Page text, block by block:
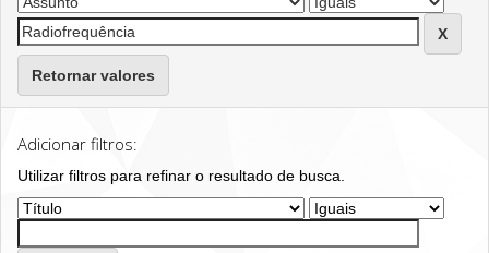
Retornar valores
Adicionar filtros:
Utilizar filtros para refinar o resultado de busca.